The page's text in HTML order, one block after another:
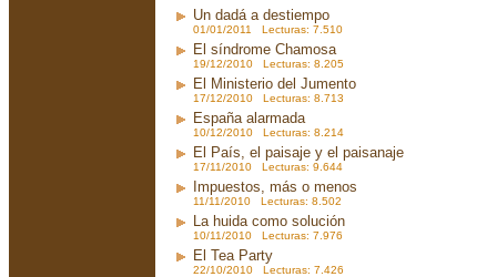
Un dadá a destiempo
01/01/2011 Lecturas: 7.510
El síndrome Chamosa
19/12/2010 Lecturas: 8.205
El Ministerio del Jumento
17/12/2010 Lecturas: 8.713
España alarmada
10/12/2010 Lecturas: 8.214
El País, el paisaje y el paisanaje
17/11/2010 Lecturas: 9.644
Impuestos, más o menos
11/11/2010 Lecturas: 8.502
La huida como solución
10/11/2010 Lecturas: 7.976
El Tea Party
22/10/2010 Lecturas: 7.426